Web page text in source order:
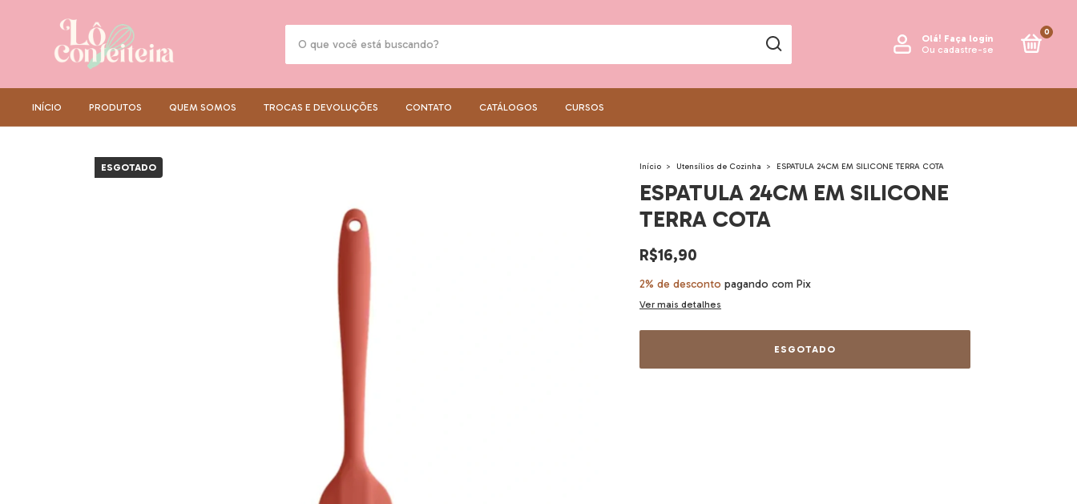
Olá! Faça login
Ou cadastre-se
0
INÍCIO PRODUTOS QUEM SOMOS TROCAS E DEVOLUÇÕES CONTATO CATÁLOGOS CURSOS
ESGOTADO Início > Utensílios de Cozinha > ESPATULA 24CM EM SILICONE TERRA COTA
ESPATULA 24CM EM SILICONE
TERRA COTA
R$16,90
2% de desconto pagando com Pix
Ver mais detalhes